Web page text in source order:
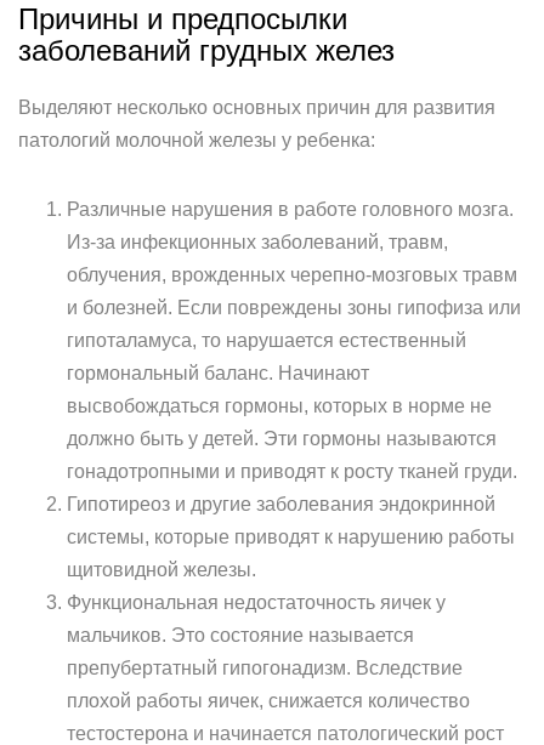
Причины и предпосылки
заболеваний грудных желез
Выделяют несколько основных причин для развития
патологий молочной железы у ребенка:
Различные нарушения в работе головного мозга.
Из-за инфекционных заболеваний, травм,
облучения, врожденных черепно-мозговых травм
и болезней. Если повреждены зоны гипофиза или
гипоталамуса, то нарушается естественный
гормональный баланс. Начинают
высвобождаться гормоны, которых в норме не
должно быть у детей. Эти гормоны называются
гонадотропными и приводят к росту тканей груди.
Гипотиреоз и другие заболевания эндокринной
системы, которые приводят к нарушению работы
щитовидной железы.
Функциональная недостаточность яичек у
мальчиков. Это состояние называется
препубертатный гипогонадизм. Вследствие
плохой работы яичек, снижается количество
тестостерона и начинается патологический рост